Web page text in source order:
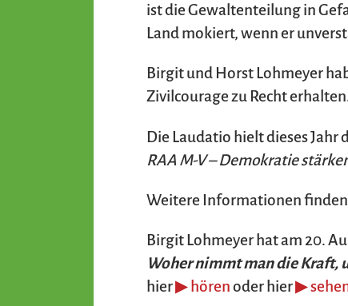
ist die Gewaltenteilung in
Land mokiert, wenn er
Birgit und Horst Lohmeyer
Zivilcourage zu Recht
Die Laudatio hielt dieses Jahr
RAA M-V – Demokratie
Weitere Informationen finden
Birgit Lohmeyer hat am 20.
Woher nimmt man die Kraft,
hier▶ hörenoder hier▶